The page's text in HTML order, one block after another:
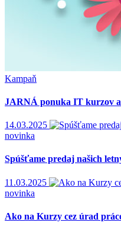
Kampaň
JARNÁ ponuka IT kurzov a
14.03.2025
novinka
Spúšťame predaj našich
11.03.2025
novinka
Ako na Kurzy cez úrad